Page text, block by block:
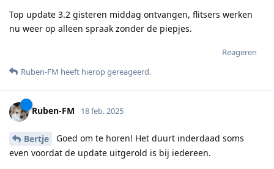
Top update 3.2 gisteren middag ontvangen, flitsers werken
nu weer op alleen spraak zonder de piepjes.
Reageren
Ruben-FM heeft hierop gereageerd.
Ruben-FM 18 feb. 2025
Bertje
Goed om te horen! Het duurt inderdaad soms
even voordat de update uitgerold is bij iedereen.